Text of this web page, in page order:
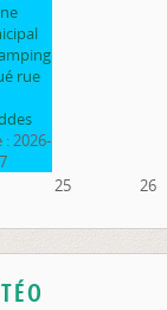
rue
:2026-
25 26